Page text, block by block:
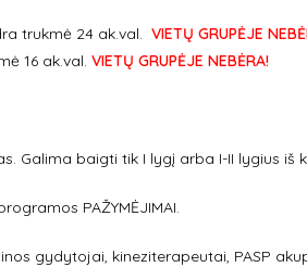
trukmė 24 ak.val. VIETŲ GRUPĖJE
16 ak.val. VIETŲ GRUPĖJE NEBĖRA!
Galima baigti tik I lygį arba I-II lygius iš
PAŽYMĖJIMAI.
gydytojai, kineziterapeutai, PASP